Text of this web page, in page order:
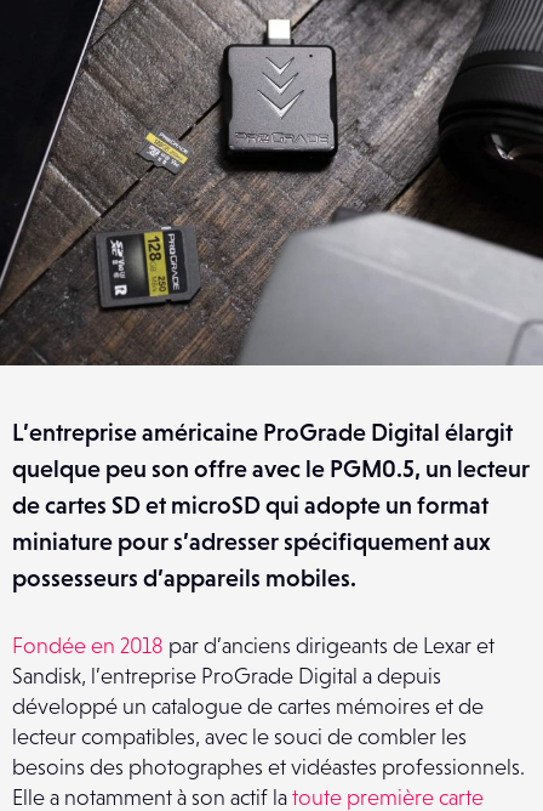
L’entreprise américaine ProGrade Digital élargit
quelque peu son offre avec le PGM0.5, un lecteur
de cartes SD et microSD qui adopte un format
miniature pour s’adresser spécifiquement aux
possesseurs d’appareils mobiles.
Fondée en 2018 par d’anciens dirigeants de Lexar et
Sandisk, l’entreprise ProGrade Digital a depuis
développé un catalogue de cartes mémoires et de
lecteur compatibles, avec le souci de combler les
besoins des photographes et vidéastes professionnels.
Elle a notamment à son actif latoute première carte